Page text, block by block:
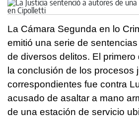
La Cámara Segunda en lo
emitió una serie de
de diversos delitos. El primero
la conclusión de los procesos
correspondientes fue contra
acusado de asaltar a mano
de una estación de servicio